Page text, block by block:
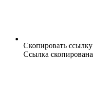
Скопировать ссылку
Ссылка скопирована